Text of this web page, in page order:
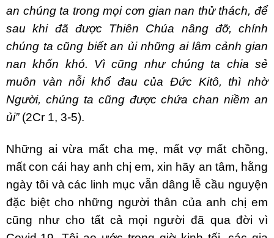
an chúng ta trong mọi cơn gian nan thử thách, để
sau khi đã được Thiên Chúa nâng đỡ, chính
chúng ta cũng biết an ủi những ai lâm cảnh gian
nan khốn khó. Vì cũng như chúng ta chia sẻ
muôn vàn nỗi khổ đau của Đức Kitô, thì nhờ
Người, chúng ta cũng được chứa chan niềm an
ủi” (2Cr 1, 3-5).
Những ai vừa mất cha mẹ, mất vợ mất chồng,
mất con cái hay anh chị em, xin hãy an tâm, hằng
ngày tôi và các linh mục vẫn dâng lễ cầu nguyện
đặc biệt cho những người thân của anh chị em
cũng như cho tất cả mọi người đã qua đời vì